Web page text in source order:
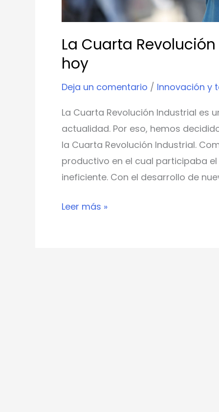
La Cuarta
hoy
Deja un comentario / Innovación y
La Cuarta Revolución Industrial es
actualidad. Por eso, hemos
la Cuarta Revolución Industrial.
productivo en el cual participaba
ineficiente. Con el desarrollo de
Leer más »